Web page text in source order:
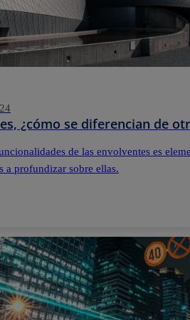
¿cómo se diferencian de
de las envolventes es
a profundizar sobre ellas.